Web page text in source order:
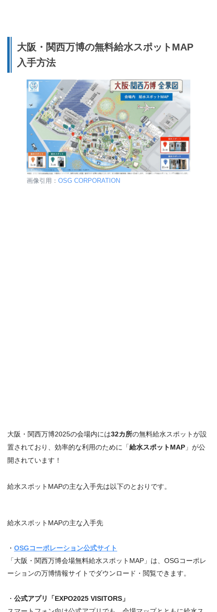
大阪・関西万博の無料給水スポットMAP
入手方法
画像引用： OSG CORPORATION
大阪・関西万博2025の会場内には32カ所の無料給水スポットが設
置されており、効率的な利用のために「給水スポットMAP 」が公
開されています！
給水スポットMAPの主な入手先は以下のとおりです。
給水スポットMAPの主な入手先
・ OSGコーポレーション公式サイト
「大阪・関西万博会場無料給水スポットMAP」は、OSGコーポレ
ーションの万博情報サイトでダウンロード・閲覧できます。
・ 公式アプリ「EXPO2025 VISITORS」